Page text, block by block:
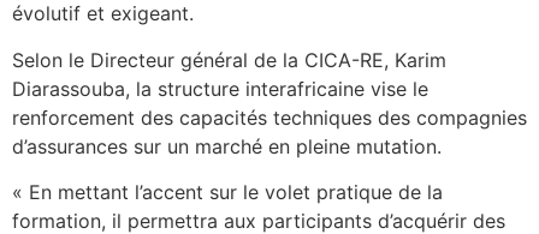
évolutif et exigeant.
Selon le Directeur général de la CICA-RE, Karim
Diarassouba, la structure interafricaine vise le
renforcement des capacités techniques des compagnies
d’assurances sur un marché en pleine mutation.
« En mettant l’accent sur le volet pratique de la
formation, il permettra aux participants d’acquérir des